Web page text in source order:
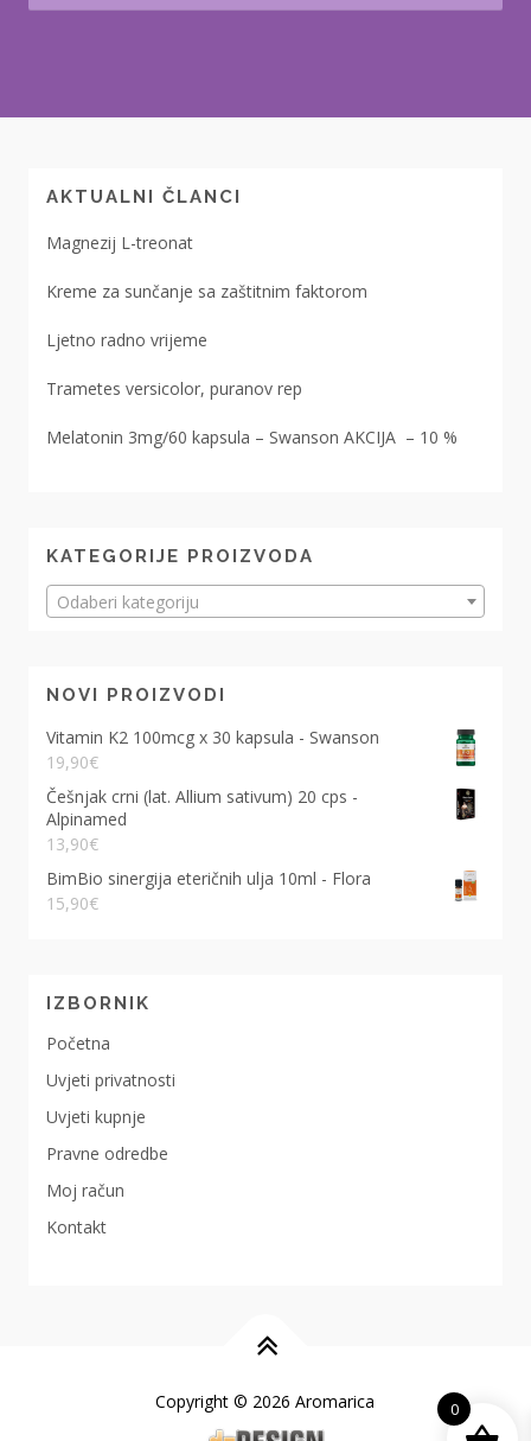
AKTUALNI ČLANCI
Magnezij L-treonat
Kreme za sunčanje sa zaštitnim faktorom
Ljetno radno vrijeme
Trametes versicolor, puranov rep
Melatonin 3mg/60 kapsula – Swanson AKCIJA – 10 %
KATEGORIJE PROIZVODA
Odaberi kategoriju
NOVI PROIZVODI
Vitamin K2 100mcg x 30 kapsula - Swanson
19,90€
Češnjak crni (lat. Allium sativum) 20 cps -
Alpinamed
13,90€
BimBio sinergija eteričnih ulja 10ml - Flora
15,90€
IZBORNIK
Početna
Uvjeti privatnosti
Uvjeti kupnje
Pravne odredbe
Moj račun
Kontakt
Copyright © 2026 Aromarica 0